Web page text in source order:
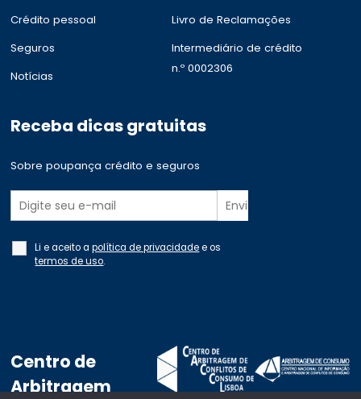
Crédito pessoal
Seguros
Notícias
Livro de Reclamações
Intermediário de crédito
n.º 0002306
Receba dicas gratuitas
Sobre poupança crédito e seguros
Li e aceito apolítica de privacidadee os
termos de uso.
Centro de
Arbitragem